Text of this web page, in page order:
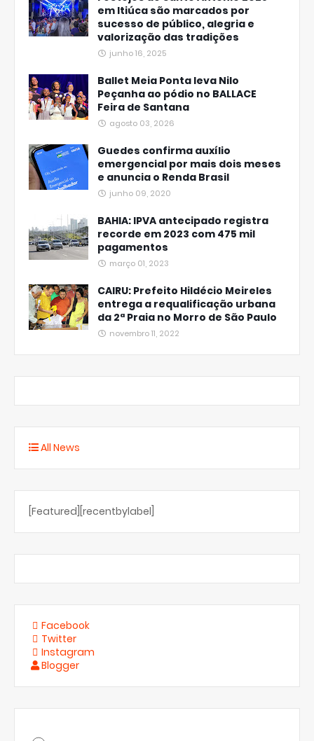
em Itiúca são marcados por
sucesso de público, alegria e
valorização das tradições
junho 16, 2025
Ballet Meia Ponta leva Nilo
Peçanha ao pódio no BALLACE
Feira de Santana
agosto 03, 2026
Guedes confirma auxílio
emergencial por mais dois meses
e anuncia o Renda Brasil
junho 09, 2020
BAHIA: IPVA antecipado registra
recorde em 2023 com 475 mil
pagamentos
março 01, 2023
CAIRU: Prefeito Hildécio Meireles
entrega a requalificação urbana
da 2ª Praia no Morro de São Paulo
novembro 11, 2022
All News
[Featured][recentbylabel]
Facebook
Twitter
Instagram
Blogger